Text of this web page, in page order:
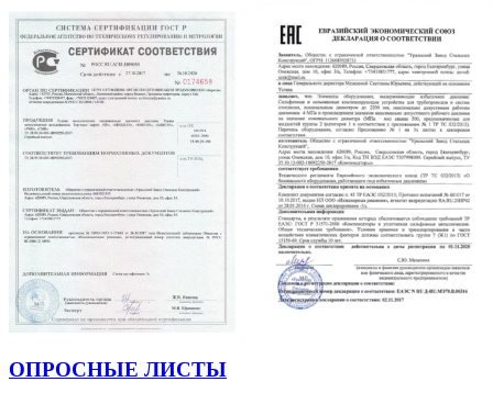
ОПРОСНЫЕ ЛИСТЫ